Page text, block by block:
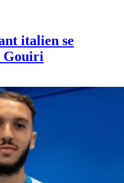
italien se
Gouiri